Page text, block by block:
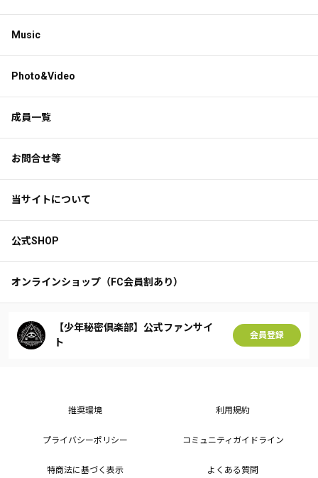
Music
Photo&Video
成員一覧
お問合せ等
当サイトについて
公式SHOP
オンラインショップ（FC会員割あり）
【少年秘密倶楽部】公式ファンサイ
ト
会員登録
推奨環境 利用規約
プライバシーポリシー コミュニティガイドライン
特商法に基づく表示 よくある質問